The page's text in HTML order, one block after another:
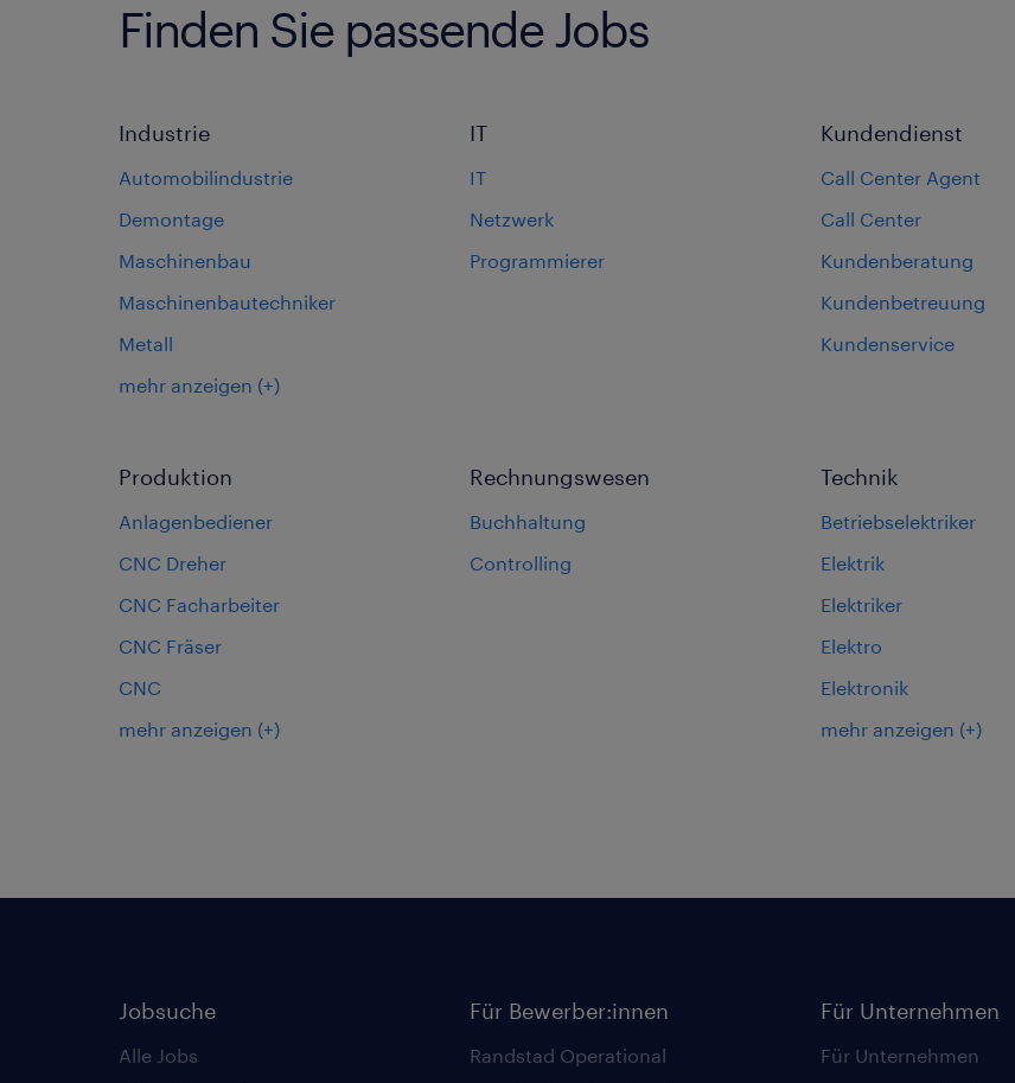
Finden Sie passende Jobs
Industrie
Automobilindustrie
Demontage
Maschinenbau
Maschinenbautechniker
Metall
mehr anzeigen (+)
IT
IT
Netzwerk
Programmierer
Kundendienst
Call Center Agent
Call Center
Kundenberatung
Kundenbetreuung
Kundenservice
Produktion
Anlagenbediener
CNC Dreher
CNC Facharbeiter
CNC Fräser
CNC
mehr anzeigen (+)
Rechnungswesen
Buchhaltung
Controlling
Technik
Betriebselektriker
Elektrik
Elektriker
Elektro
Elektronik
mehr anzeigen (+)
Jobsuche
Alle Jobs
Für Bewerber:innen
Randstad Operational
Für Unternehmen
Für Unternehmen